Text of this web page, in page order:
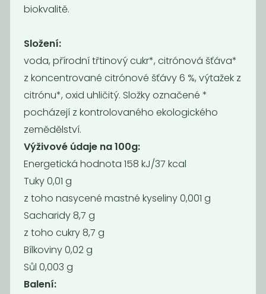
Bio Isis
limonáda cola
a...
39Kč
Bio Isis
limonáda
biokvalitě.
Složení:
voda, přírodní třtinový cukr*, citrónová šťáva*
z koncentrované citrónové šťávy 6 %, výtažek z
citrónu*, oxid uhličitý. Složky označené *
pocházejí z kontrolovaného ekologického
zemědělství.
Výživové údaje na 100g:
Energetická hodnota 158 kJ/37 kcal
Tuky 0,01 g
z toho nasycené mastné kyseliny 0,001 g
Sacharidy 8,7 g
z toho cukry 8,7 g
Bílkoviny 0,02 g
Sůl 0,003 g
Balení: